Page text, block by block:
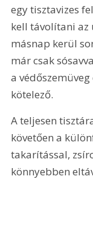
egy tisztavizes
kell távolítani az
másnap kerül
már csak
a
kötelező.
A teljesen
követően a
takarítással,
könnyebben